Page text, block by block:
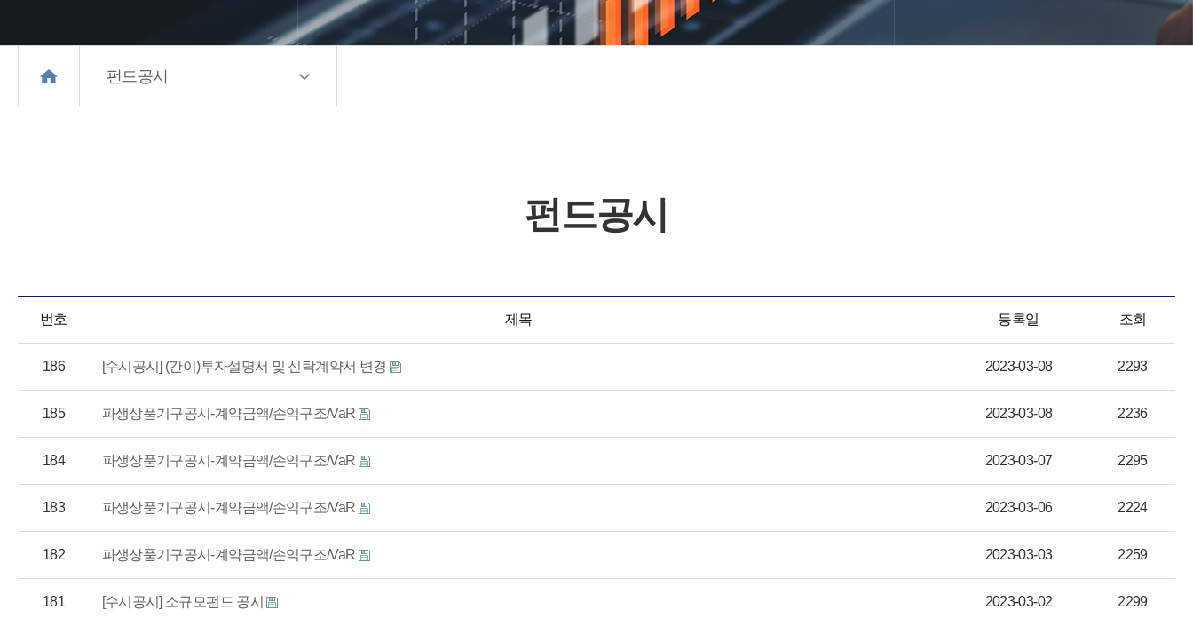
펀드공시
펀드공시
번호 제목 등록일 조회
186 [수시공시] (간이)투자설명서 및 신탁계약서 변경 2023-03-08 2293
185 파생상품기구공시-계약금액/손익구조/VaR 2023-03-08 2236
184 파생상품기구공시-계약금액/손익구조/VaR 2023-03-07 2295
183 파생상품기구공시-계약금액/손익구조/VaR 2023-03-06 2224
182 파생상품기구공시-계약금액/손익구조/VaR 2023-03-03 2259
181 [수시공시] 소규모펀드 공시 2023-03-02 2299